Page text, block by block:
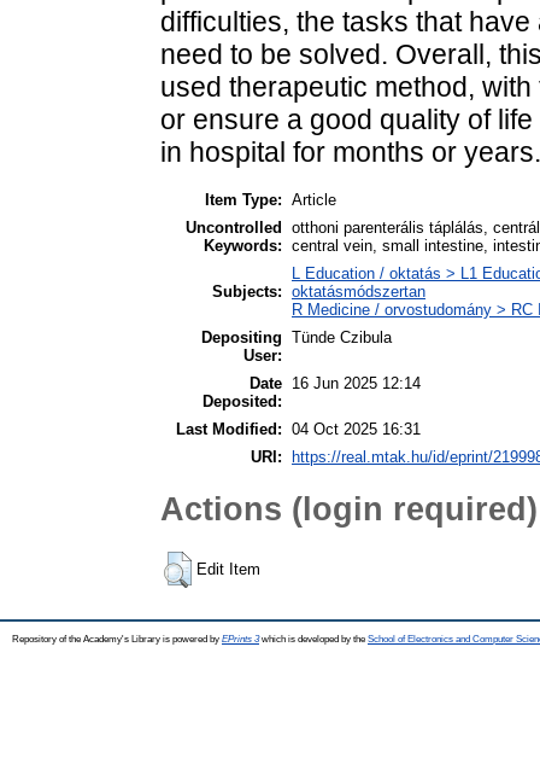
difficulties, the tasks that
need to be solved. Overall,
used therapeutic method,
or ensure a good quality of
in hospital for months or years.
Item Type: Article
Uncontrolled
Keywords:
otthoni parenterális táplálás,
central vein, small intestine,
Subjects:
L Education / oktatás > L1
oktatásmódszertan
R Medicine / orvostudomány >
Depositing
User:
Tünde Czibula
Date
Deposited:
16 Jun 2025 12:14
Last Modified: 04 Oct 2025 16:31
URI:
https://real.mtak.hu/id/eprint/
Actions (login required)
Edit Item
Repository of the Academy's Library is powered by EPrints 3which is developed by the School of Electronics and Computer